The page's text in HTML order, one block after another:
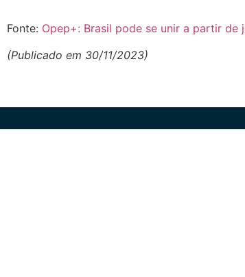
Fonte: Opep+: Brasil pode se unir a partir de
(Publicado em 30/11/2023)